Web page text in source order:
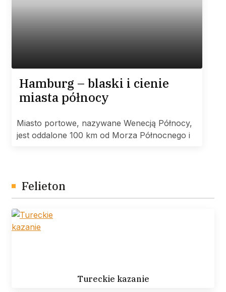
Hamburg – blaski i cienie
miasta północy
Miasto portowe, nazywane Wenecją Północy,
jest oddalone 100 km od Morza Północnego i
Felieton
Tureckie kazanie